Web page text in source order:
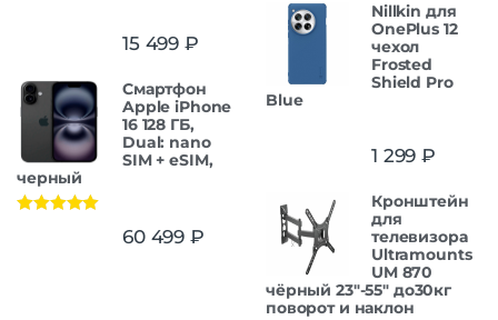
15 499 ₽
Смартфон
Apple iPhone
16 128 ГБ,
Dual: nano
SIM + eSIM,
черный
60 499 ₽
Nillkin для
OnePlus 12
чехол
Frosted
Shield Pro
Blue
1 299 ₽
Кронштейн
для
телевизора
Ultramounts
UM 870
чёрный 23"-55" до30кг
поворот и наклон